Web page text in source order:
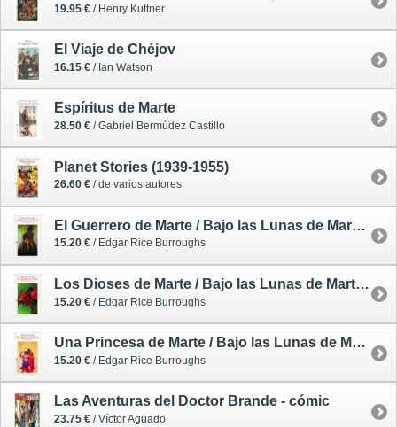
19.95 € / Henry Kuttner
El Viaje de Chéjov
16.15 € / Ian Watson
Espíritus de Marte
28.50 € / Gabriel Bermúdez Castillo
Planet Stories (1939-1955)
26.60 € / de varios autores
El Guerrero de Marte / Bajo las Lunas de Marte 3
15.20 € / Edgar Rice Burroughs
Los Dioses de Marte / Bajo las Lunas de Marte 2
15.20 € / Edgar Rice Burroughs
Una Princesa de Marte / Bajo las Lunas de Marte 1
15.20 € / Edgar Rice Burroughs
Las Aventuras del Doctor Brande - cómic
23.75 € / Víctor Aguado